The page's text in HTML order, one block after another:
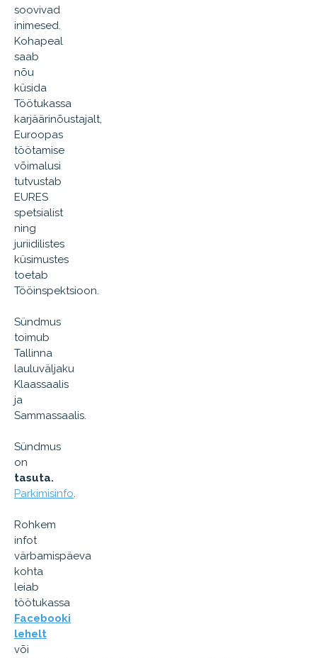
soovivad
inimesed.
Kohapeal
saab
nõu
küsida
Töötukassa
karjäärinõustajalt,
Euroopas
töötamise
võimalusi
tutvustab
EURES
spetsialist
ning
juriidilistes
küsimustes
toetab
Tööinspektsioon.
Sündmus
toimub
Tallinna
lauluväljaku
Klaassaalis
ja
Sammassaalis.
Sündmus
on
tasuta.
Parkimisinfo.
Rohkem
infot
värbamispäeva
kohta
leiab
töötukassa
Facebooki
lehelt
või